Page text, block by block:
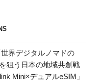
世界デジタルノマドの
狙う日本の地域共創戦
Mini×デュアルeSIM」